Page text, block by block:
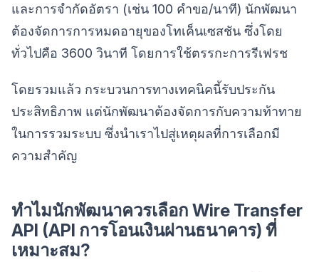
และการจำกัดอัตรา (เช่น 100 คำขอ/นาที) นักพัฒนา
ต้องจัดการการหมดอายุของโทเค็นเซสชัน ซึ่งโดย
ทั่วไปคือ 3600 วินาที โดยการใช้ตรรกะการรีเฟรช
โดยรวมแล้ว กระบวนการทางเทคนิคนี้รับประกัน
ประสิทธิภาพ แต่นักพัฒนาต้องจัดการกับความท้าทาย
ในการรวมระบบ ซึ่งนำเราไปสู่เหตุผลที่การเลือกมี
ความสำคัญ
ทำไมนักพัฒนาควรเลือก Wire Transfer
API (API การโอนเงินผ่านธนาคาร) ที่
เหมาะสม?